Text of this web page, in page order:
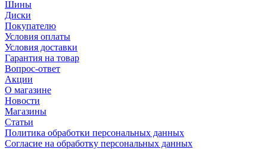
Шины
Диски
Покупателю
Условия оплаты
Условия доставки
Гарантия на товар
Вопрос-ответ
Акции
О магазине
Новости
Магазины
Статьи
Политика обработки персональных данных
Согласие на обработку персональных данных